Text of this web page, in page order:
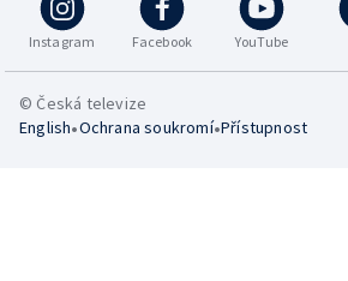
Instagram Facebook YouTube
© Česká televize
English•Ochrana soukromí•Přístupnost